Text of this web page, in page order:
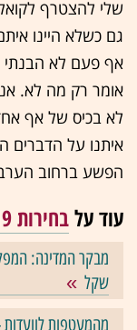
שלי להצטרף
גם כשלא היינו
אף פעם לא הבנתי
אומר רק מה לא.
לא בכיס של אף
איתנו על הדברים
הפשע ברחוב
עוד עלבחירות 2019 - מועד ב'
שקל
מהמעטפות